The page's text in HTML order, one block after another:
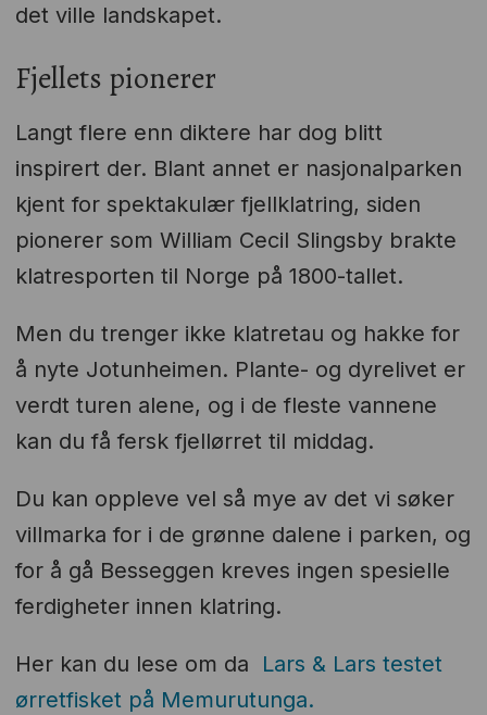
det ville landskapet.
Fjellets pionerer
Langt flere enn diktere har dog blitt
inspirert der. Blant annet er nasjonalparken
kjent for spektakulær fjellklatring, siden
pionerer som William Cecil Slingsby brakte
klatresporten til Norge på 1800-tallet.
Men du trenger ikke klatretau og hakke for
å nyte Jotunheimen. Plante- og dyrelivet er
verdt turen alene, og i de fleste vannene
kan du få fersk fjellørret til middag.
Du kan oppleve vel så mye av det vi søker
villmarka for i de grønne dalene i parken, og
for å gå Besseggen kreves ingen spesielle
ferdigheter innen klatring.
Her kan du lese om da
Lars & Lars testet
ørretfisket på Memurutunga.